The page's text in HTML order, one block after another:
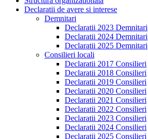
Declaratii de avere si interese
Demnitari
Declaratii 2023 Demnitari
Declaratii 2024 Demnitari
Declaratii 2025 Demnitari
Consilieri locali
Declaratii 2017 Consilieri
Declaratii 2018 Consilieri
Declaratii 2019 Consilieri
Declaratii 2020 Consilieri
Declaratii 2021 Consilieri
Declaratii 2022 Consilieri
Declaratii 2023 Consilieri
Declaratii 2024 Consilieri
Declaratii 2025 Consilieri